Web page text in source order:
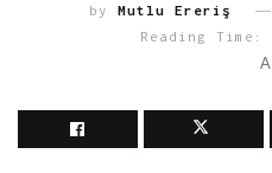
by Mutlu Ereriş
Reading
A